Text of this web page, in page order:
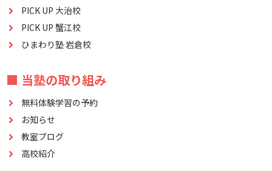
PICK UP 大治校
PICK UP 蟹江校
ひまわり塾 岩倉校
■ 当塾の取り組み
無料体験学習の予約
お知らせ
教室ブログ
高校紹介